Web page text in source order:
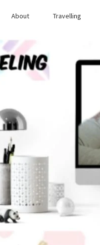
About Travelling